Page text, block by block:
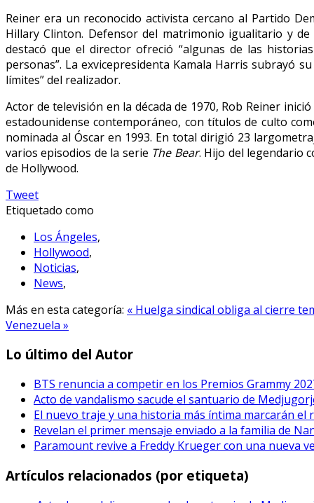
Reiner era un reconocido activista cercano al Partido
Hillary Clinton. Defensor del matrimonio igualitario y
destacó que el director ofreció “algunas de las
personas”. La exvicepresidenta Kamala Harris subrayó
límites” del realizador.
Actor de televisión en la década de 1970, Rob Reiner
estadounidense contemporáneo, con títulos de culto
nominada al Óscar en 1993. En total dirigió 23
varios episodios de la serie The Bear. Hijo del legendario
de Hollywood.
Tweet
Etiquetado como
Los Ángeles,
Hollywood,
Noticias,
News,
Más en esta categoría: « Huelga sindical obliga al cierre
Venezuela »
Lo último del Autor
BTS renuncia a competir en los Premios Grammy
Acto de vandalismo sacude el santuario de
El nuevo traje y una historia más íntima marcarán el
Revelan el primer mensaje enviado a la familia de
Paramount revive a Freddy Krueger con una nueva
Artículos relacionados (por etiqueta)